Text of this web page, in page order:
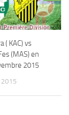
( KAC) vs
(MAS) en
2015
2015